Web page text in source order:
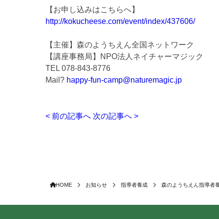
【お申し込みはこちらへ】
http://kokucheese.com/event/index/437606/
【主催】森のようちえん全国ネットワーク
【講座事務局】NPO法人ネイチャーマジック
TEL 078-843-8776
Mail? happy-fun-camp@naturemagic.jp
< 前の記事へ 次の記事へ >
HOME お知らせ 指導者養成 森のようちえん指導者